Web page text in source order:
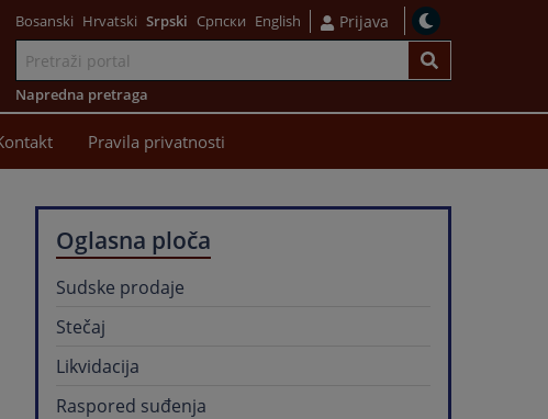
Bosanski Hrvatski Srpski Српски English Prijava
Napredna pretraga
Pravila privatnosti
Oglasna ploča
Sudske prodaje
Stečaj
Likvidacija
Raspored suđenja